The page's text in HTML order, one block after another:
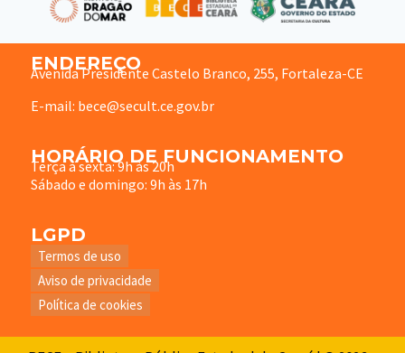
ENDEREÇO
Avenida Presidente Castelo Branco, 255, Fortaleza-CE
E-mail: bece@secult.ce.gov.br
HORÁRIO DE FUNCIONAMENTO
Terça à sexta: 9h às 20h
Sábado e domingo: 9h às 17h
LGPD
Termos de uso
Aviso de privacidade
Política de cookies